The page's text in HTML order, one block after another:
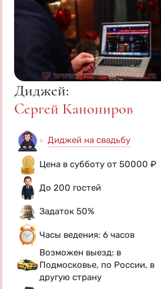
Диджей:
Сергей Канониров
Диджей на свадьбу
Цена в субботу от 50000 ₽
До 200 гостей
Задаток 50%
Часы ведения: 6 часов
Возможен выезд: в
Подмосковье, по России, в
другую страну